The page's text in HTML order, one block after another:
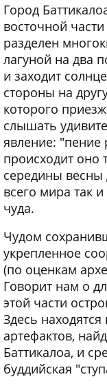
Город
восточной
разделен
лагуной на два
и заходит
стороны на
которого
слышать
явление: "пение
происходит оно
середины
всего мира так
чуда.
Чудом
укрепленное
(по оценкам
Говорит нам о
этой части
Здесь
артефактов,
Баттикалоа, и
буддийская